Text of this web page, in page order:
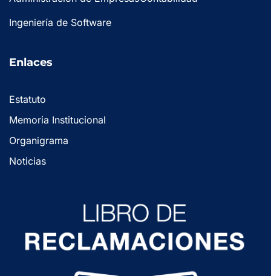
Ingeniería de Software
Enlaces
Estatuto
Memoria Institucional
Organigrama
Noticias